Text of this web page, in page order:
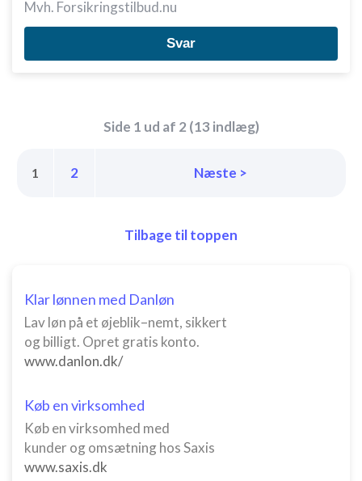
Mvh. Forsikringstilbud.nu
Svar
Side 1 ud af 2 (13 indlæg)
1 2 Næste >
Tilbage til toppen
Klar lønnen med Danløn
Lav løn på et øjeblik–nemt, sikkert
og billigt. Opret gratis konto.
www.danlon.dk/
Køb en virksomhed
Køb en virksomhed med
kunder og omsætning hos Saxis
www.saxis.dk